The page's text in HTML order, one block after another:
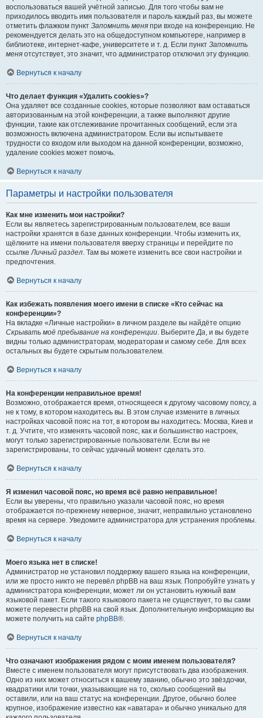
воспользоваться вашей учётной записью. Для того чтобы вам не
приходилось вводить имя пользователя и пароль каждый раз, вы можете
отметить флажком пункт Запомнить меня при входе на конференцию. Не
рекомендуется делать это на общедоступном компьютере, например в
библиотеке, интернет-кафе, университете и т. д. Если пункт Запомнить
меня отсутствует, это значит, что администратор отключил эту функцию.
Вернуться к началу
Что делает функция «Удалить cookies»?
Она удаляет все созданные cookies, которые позволяют вам оставаться
авторизованным на этой конференции, а также выполняют другие
функции, такие как отслеживание прочитанных сообщений, если эта
возможность включена администратором. Если вы испытываете
трудности со входом или выходом на данной конференции, возможно,
удаление cookies может помочь.
Вернуться к началу
Параметры и настройки пользователя
Как мне изменить мои настройки?
Если вы являетесь зарегистрированным пользователем, все ваши
настройки хранятся в базе данных конференции. Чтобы изменить их,
щёлкните на имени пользователя вверху страницы и перейдите по
ссылкеЛичный раздел. Там вы можете изменить все свои настройки и
предпочтения.
Вернуться к началу
Как избежать появления моего имени в списке «Кто сейчас на
конференции»?
На вкладке «Личные настройки» в личном разделе вы найдёте опцию
Скрывать моё пребывание на конференции. ВыберитеДа, и вы будете
видны только администраторам, модераторам и самому себе. Для всех
остальных вы будете скрытым пользователем.
Вернуться к началу
На конференции неправильное время!
Возможно, отображается время, относящееся к другому часовому поясу, а
не к тому, в котором находитесь вы. В этом случае измените в личных
настройках часовой пояс на тот, в котором вы находитесь: Москва, Киев и
т. д. Учтите, что изменять часовой пояс, как и большинство настроек,
могут только зарегистрированные пользователи. Если вы не
зарегистрированы, то сейчас удачный момент сделать это.
Вернуться к началу
Я изменил часовой пояс, но время всё равно неправильное!
Если вы уверены, что правильно указали часовой пояс, но время
отображается по-прежнему неверное, значит, неправильно установлено
время на сервере. Уведомите администратора для устранения проблемы.
Вернуться к началу
Моего языка нет в списке!
Администратор не установил поддержку вашего языка на конференции,
или же просто никто не перевёл phpBB на ваш язык. Попробуйте узнать у
администратора конференции, может ли он установить нужный вам
языковой пакет. Если такого языкового пакета не существует, то вы сами
можете перевести phpBB на свой язык. Дополнительную информацию вы
можете получить на сайте phpBB®.
Вернуться к началу
Что означают изображения рядом с моим именем пользователя?
Вместе с именем пользователя могут присутствовать два изображения.
Одно из них может относиться к вашему званию, обычно это звёздочки,
квадратики или точки, указывающие на то, сколько сообщений вы
оставили, или на ваш статус на конференции. Другое, обычно более
крупное, изображение известно как «аватара» и обычно уникально для